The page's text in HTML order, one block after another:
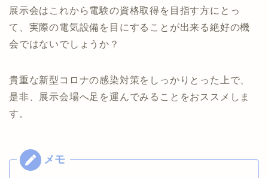
展示会はこれから電験の資格取得を目指す方にとっ
て、実際の電気設備を目にすることが出来る絶好の機
会ではないでしょうか？
貴重な新型コロナの感染対策をしっかりとった上で、
是非、展示会場へ足を運んでみることをおススメしま
す。